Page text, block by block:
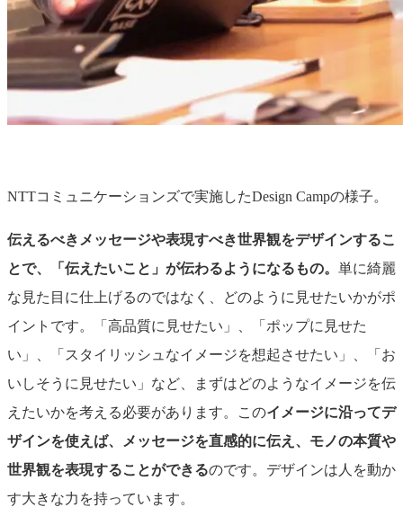
NTTコミュニケーションズで実施したDesign Campの様子。
伝えるべきメッセージや表現すべき世界観をデザインするこ
とで、「伝えたいこと」が伝わるようになるもの。 単に綺麗
な見た目に仕上げるのではなく、どのように見せたいかがポ
イントです。「 高品質に見せたい」、「ポップに見せた
い」、「スタイリッシュなイメージを想起させたい」、「お
いしそうに見せたい」など、まずはどのようなイメージを伝
えたいかを考える必要があります。このイメージに沿ってデ
ザインを使えば、メッセージを直感的に伝え、モノの本質や
世界観を表現することができるのです。デザインは人を動か
す大きな力を持っています。